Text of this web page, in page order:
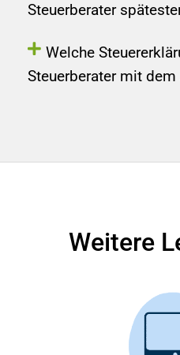
Steuerberater
Welche
Steuerberater mit
Weitere